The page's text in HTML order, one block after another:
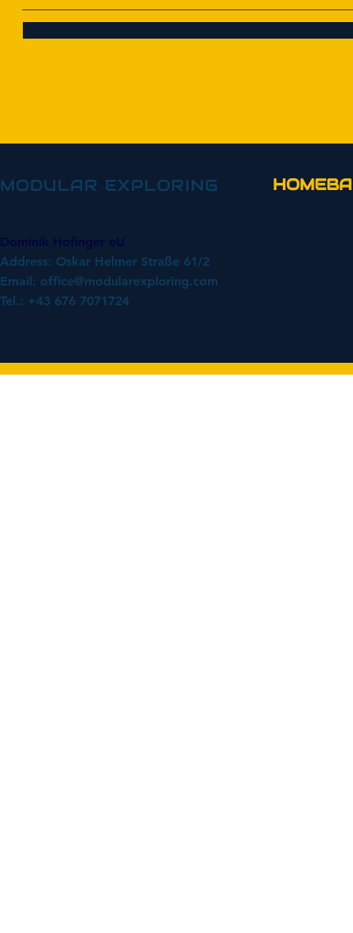
MODULAR EXPLORING
Address: Oskar Helmer Straße 61/2
Email: office@modularexploring.com
Tel.: +43 676 7071724